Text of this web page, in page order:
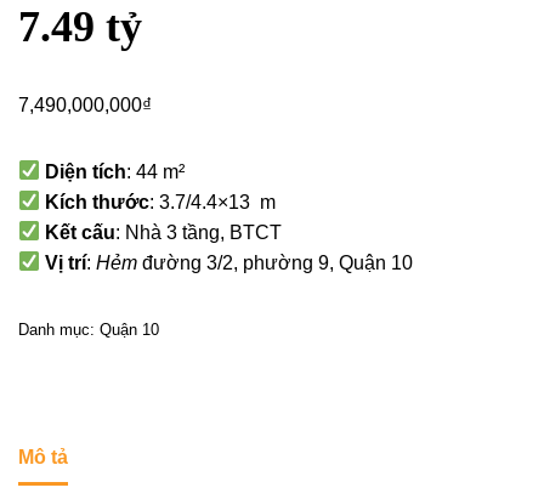
7.49 tỷ
7,490,000,000₫
Diện tích: 44 m²
Kích thước: 3.7/4.4×13 m
Kết cấu: Nhà 3 tầng, BTCT
Vị trí:Hẻm đường 3/2, phường 9, Quận 10
Danh mục: Quận 10
Mô tả